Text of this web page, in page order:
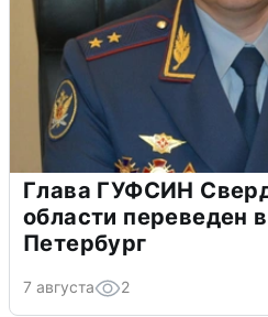
Глава ГУФСИН
области переведен
Петербург
7 августа 2